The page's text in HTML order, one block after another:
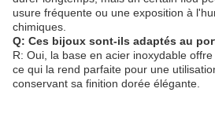
usure fréquente ou une exposition à
chimiques.
Q: Ces bijoux sont-ils adaptés au
R: Oui, la base en acier inoxydable
ce qui la rend parfaite pour une
conservant sa finition dorée élégante.